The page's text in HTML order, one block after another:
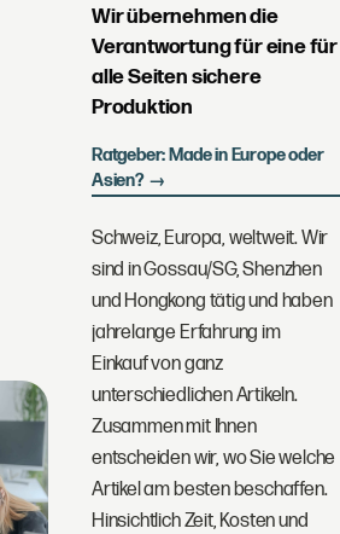
Wir übernehmen die
Verantwortung für eine für
alle Seiten sichere
Produktion
Ratgeber: Made in Europe oder
Asien? →
Schweiz, Europa, weltweit. Wir
sind in Gossau/SG, Shenzhen
und Hongkong tätig und haben
jahrelange Erfahrung im
Einkauf von ganz
unterschiedlichen Artikeln.
Zusammen mit Ihnen
entscheiden wir, wo Sie welche
Artikel am besten beschaffen.
Hinsichtlich Zeit, Kosten und